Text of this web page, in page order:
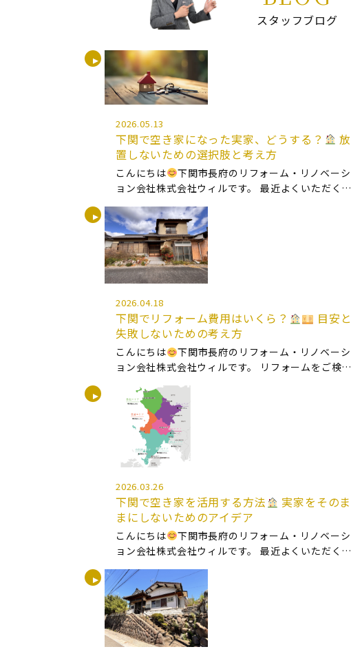
スタッフブログ
2026.05.13
下関で空き家になった実家、どうする？
放
置しないための選択肢と考え方
こんにちは
下関市長府のリフォーム・リノベーシ
ョン会社株式会社ウィルです。 最近よくいただくご
どうしたらいいですか？」 というお悩みです。 ・
親が亡くなり実家が空き家になっ […]
2026.04.18
下関でリフォーム費用はいくら？
目安と
失敗しないための考え方
こんにちは
下関市長府のリフォーム・リノベーシ
ョン会社株式会社ウィルです。 リフォームをご検討
されている方からよくいただくご質問があります。
それは 「リフォームっていくらくらいかかるんです
か？」 というご相談です。 ・ […]
2026.03.26
下関で空き家を活用する方法
実家をそのま
まにしないためのアイデア
こんにちは
下関市長府のリフォーム・リノベーシ
ョン会社株式会社ウィルです。 最近よくいただくご
相談があります。 それは 「空き家になった実家、
どう活用できますか？」 というお悩みです。 ・親
が亡くなり空き家になった・実家 […]